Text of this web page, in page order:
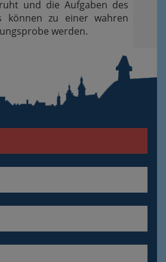
und die Aufgaben des
können zu einer wahren
werden.